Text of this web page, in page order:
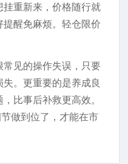
重新来，价格随行就
醒免麻烦。轻仓限价
见的操作失误，只要
。更重要的是养成良
比事后补救更高效。
做到位了，才能在市